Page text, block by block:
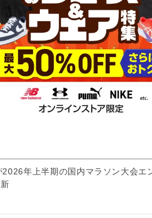
2026年上半期の国内マラソン大会エ